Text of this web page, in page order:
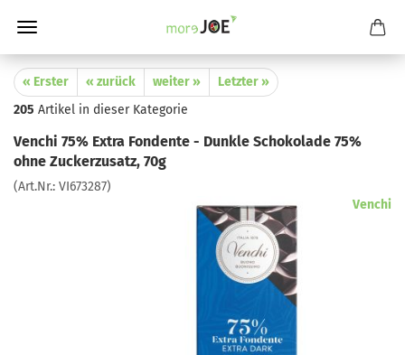
« Erster « zurück weiter »
Letzter »
205 Artikel in dieser Kategorie
Venchi 75% Extra Fondente - Dunkle Schokolade 75%
ohne Zuckerzusatz, 70g
(Art.Nr.: VI673287)
Venchi